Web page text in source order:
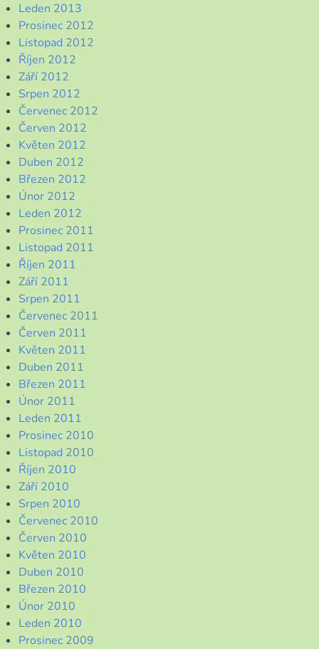
Leden 2013
Prosinec 2012
Listopad 2012
Říjen 2012
Září 2012
Srpen 2012
Červenec 2012
Červen 2012
Květen 2012
Duben 2012
Březen 2012
Únor 2012
Leden 2012
Prosinec 2011
Listopad 2011
Říjen 2011
Září 2011
Srpen 2011
Červenec 2011
Červen 2011
Květen 2011
Duben 2011
Březen 2011
Únor 2011
Leden 2011
Prosinec 2010
Listopad 2010
Říjen 2010
Září 2010
Srpen 2010
Červenec 2010
Červen 2010
Květen 2010
Duben 2010
Březen 2010
Únor 2010
Leden 2010
Prosinec 2009